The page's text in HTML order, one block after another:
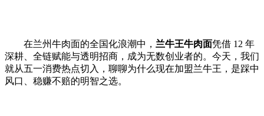
在兰州牛肉面的全国化浪潮中， 兰牛王牛肉面凭借 12 年
深耕、全链赋能与透明招商，成为无数创业者的。今天，我们
就从五一消费热点切入，聊聊为什么现在加盟兰牛王，是踩中
风口、稳赚不赔的明智之选。